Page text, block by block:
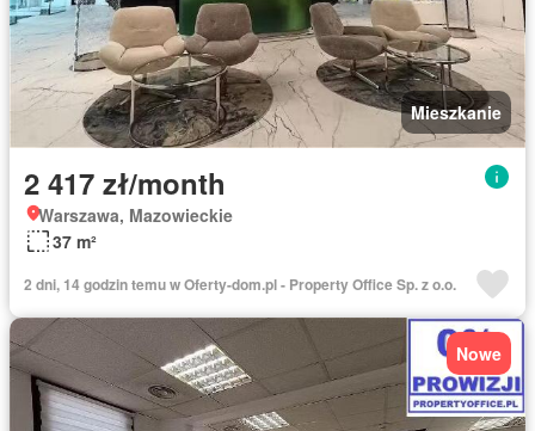
Mieszkanie
2 417 zł/month
Warszawa, Mazowieckie
37 m²
2 dni, 14 godzin temu w Oferty-dom.pl - Property Office Sp. z o.o.
Nowe